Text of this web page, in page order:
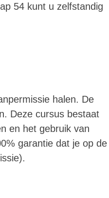
54 kunt u zelfstandig
halen. De
Deze cursus bestaat
en het gebruik van
garantie dat je op de